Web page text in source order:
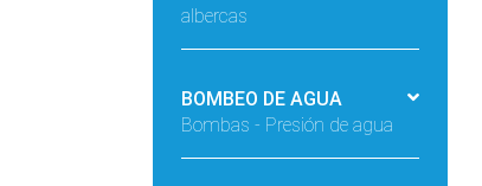
albercas
BOMBEO DE AGUA
Bombas - Presión de agua